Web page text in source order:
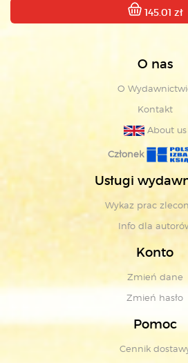
145.01 zł
O nas
O
Kontakt
About us
Członek
Usługi
Wykaz prac
Info dla
Konto
Zmień dane
Zmień hasło
Pomoc
Cennik